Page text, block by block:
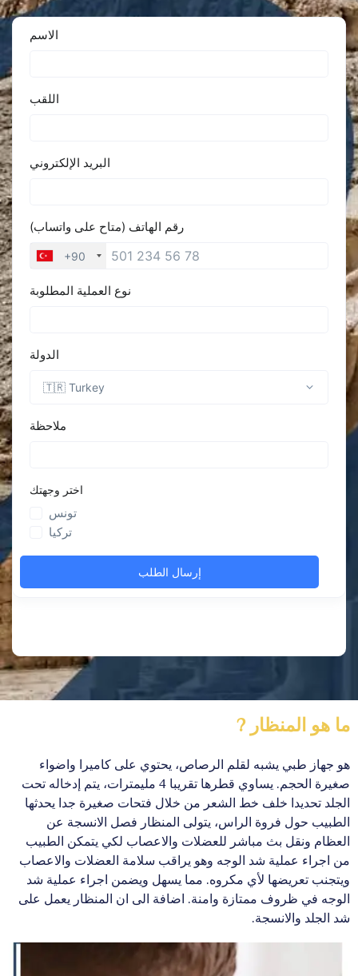
ما هو المنظار ?
هو جهاز طبي يشبه لقلم الرصاص، يحتوي على كاميرا واضواء
صغيرة الحجم. يساوي قطرها تقريبا 4 مليمترات، يتم إدخاله تحت
الجلد تحديدا خلف خط الشعر من خلال فتحات صغيرة جدا يحدثها
الطبيب حول فروة الراس، يتولى المنظار فصل الانسجة عن
العظام ونقل بث مباشر للعضلات والاعصاب لكي يتمكن الطبيب
من اجراء عملية شد الوجه وهو يراقب سلامة العضلات والاعصاب
ويتجنب تعريضها لأي مكروه. مما يسهل ويضمن اجراء عملية شد
الوجه في ظروف ممتازة وامنة. اضافة الى ان المنظار يعمل على
شد الجلد والانسجة.